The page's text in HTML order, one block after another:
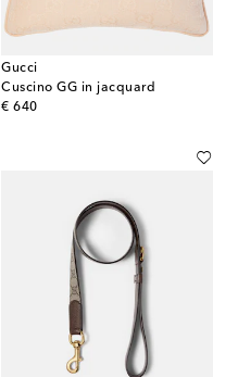
Gucci
Cuscino GG in jacquard
€ 640
original price